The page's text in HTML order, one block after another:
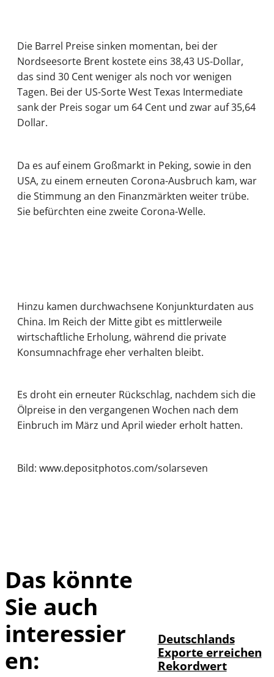
Die Barrel Preise sinken momentan, bei der
Nordseesorte Brent kostete eins 38,43 US-Dollar,
das sind 30 Cent weniger als noch vor wenigen
Tagen. Bei der US-Sorte West Texas Intermediate
sank der Preis sogar um 64 Cent und zwar auf 35,64
Dollar.
Da es auf einem Großmarkt in Peking, sowie in den
USA, zu einem erneuten Corona-Ausbruch kam, war
die Stimmung an den Finanzmärkten weiter trübe.
Sie befürchten eine zweite Corona-Welle.
Hinzu kamen durchwachsene Konjunkturdaten aus
China. Im Reich der Mitte gibt es mittlerweile
wirtschaftliche Erholung, während die private
Konsumnachfrage eher verhalten bleibt.
Es droht ein erneuter Rückschlag, nachdem sich die
Ölpreise in den vergangenen Wochen nach dem
Einbruch im März und April wieder erholt hatten.
Bild: www.depositphotos.com/solarseven
Das könnte
Sie auch
interessier
en:
Deutschlands
Exporte erreichen
Rekordwert